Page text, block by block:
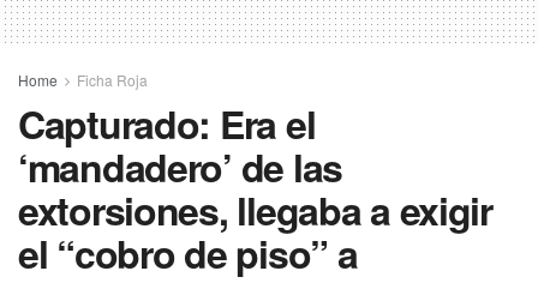
Home Ficha Roja
Capturado: Era el
‘mandadero’ de las
extorsiones, llegaba a exigir
el “cobro de piso” a